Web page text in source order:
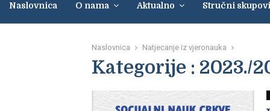
Naslovnica O nama Aktualno Stručni skupovi
Naslovnica Natjecanje iz vjeronauka
Kategorije : 2023./